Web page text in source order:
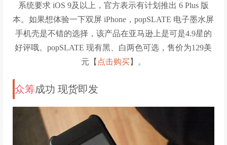
系统要求 iOS 9及以上，官方表示有计划推出 6 Plus 版
本。如果想体验一下双屏 iPhone，popSLATE 电子墨水屏
手机壳是不错的选择，该产品在亚马逊上是可是4.9星的
好评哦。popSLATE 现有黑、白两色可选，售价为129美
元【 点击购买】。
众筹成功 现货即发